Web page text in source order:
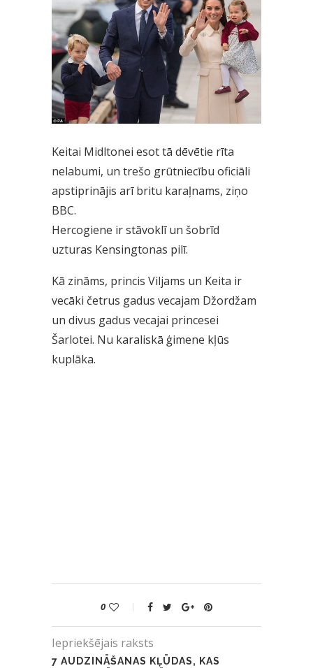
Keitai Midltonei esot tā dēvētie rīta
nelabumi, un trešo grūtniecību oficiāli
apstiprinājis arī britu karaļnams, ziņo
BBC.
Hercogiene ir stāvoklī un šobrīd
uzturas Kensingtonas pilī.
Kā zināms, princis Viljams un Keita ir
vecāki četrus gadus vecajam Džordžam
un divus gadus vecajai princesei
Šarlotei. Nu karaliskā ģimene kļūs
kuplāka.
0
Iepriekšējais raksts
7 AUDZINĀŠANAS KĻŪDAS, KAS